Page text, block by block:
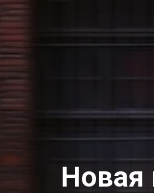
Новая